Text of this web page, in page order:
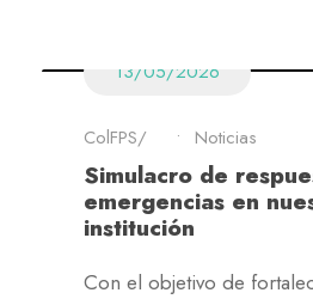
13/05/2026
ColFPS • Noticias
Simulacro de
emergencias en
institución
Con el objetivo de